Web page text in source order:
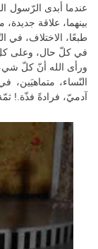
عندما أبدى الرّسول
بينهما، علاقة
طبعًا، الاختلاف، في
في كلّ حال، وعلى كلّ
ورأى الله أنّ كلّ شيء
النّساء،
آدميّ، فرادةً فذّة.!